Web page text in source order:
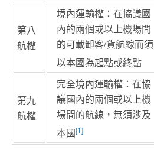
第八
航權
境內運輸權：在協議國
內的兩個或以上機場間
的可載卸客/貨航線而須
以本國為起點或終點
第九
航權
完全境內運輸權：在協
議國內的兩個或以上機
場間的航線，無須涉及
本國[1]